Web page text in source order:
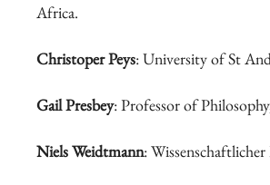
Africa.
Christoper Peys: University of St
Gail Presbey: Professor of
Niels Weidtmann: